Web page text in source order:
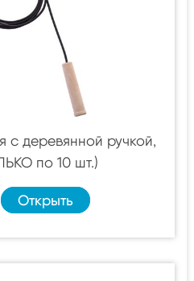
с деревянной ручкой,
по 10 шт.)
Открыть